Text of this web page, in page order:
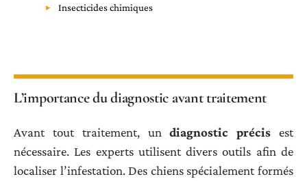
Insecticides chimiques
L’importance du diagnostic avant traitement
Avant tout traitement, undiagnostic précis est
nécessaire. Les experts utilisent divers outils afin de
localiser l’infestation. Des chiens spécialement formés